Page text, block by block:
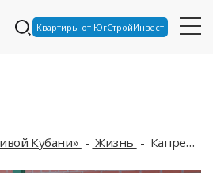
Квартиры от ЮгСтройИнвест
Кубани» Жизнь Капремонт школ Краснодара: финишная прямая перед 1 сентября